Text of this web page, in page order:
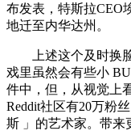
布发表，特斯拉CEO
地迁至内华达州。
上述这个及时换脸
戏里虽然会有些小
件中，但，从视觉上
Reddit社区有20万粉
斯 」的艺术家。带来